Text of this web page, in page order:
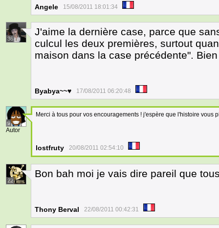
Angele 15/08/2011 18:01:34
36
J'aime la dernière case, parce que
culcul les deux premières, surtout
maison dans la case précédente".
Byabya~~♥ 17/08/2011 06:20:48
9
Autor
Merci à tous pour vos encouragements ! j'espère que l'histoire vous
lostfruty 20/08/2011 02:54:10
22
Bon bah moi je vais dire pareil que
Thony Berval 22/08/2011 00:42:31